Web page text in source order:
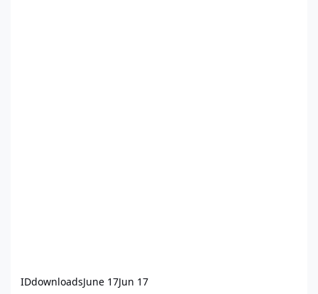
IDdownloadsJune 17Jun 17